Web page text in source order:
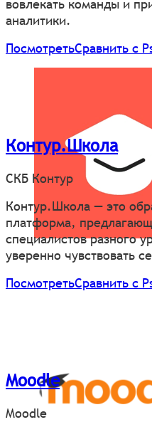
вовлекать команды и
аналитики.
ПосмотретьСравнить с
Контур.Школа
СКБ Контур
Контур.Школа — это
платформа,
специалистов разного
уверенно чувствовать
ПосмотретьСравнить с
Moodle
Moodle